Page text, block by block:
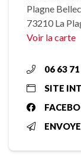
Plagne
73210 La
Voir la carte
06 63
SITE